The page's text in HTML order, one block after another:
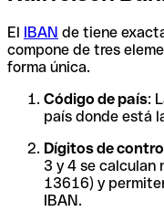
El IBAN de tiene
compone de tres
forma única.
Código de país:
país donde está
Dígitos de
3 y 4 se calculan
13616) y
IBAN.